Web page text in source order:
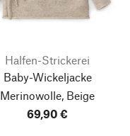
Halfen-Strickerei
Baby-Wickeljacke
Merinowolle, Beige
69,90 €